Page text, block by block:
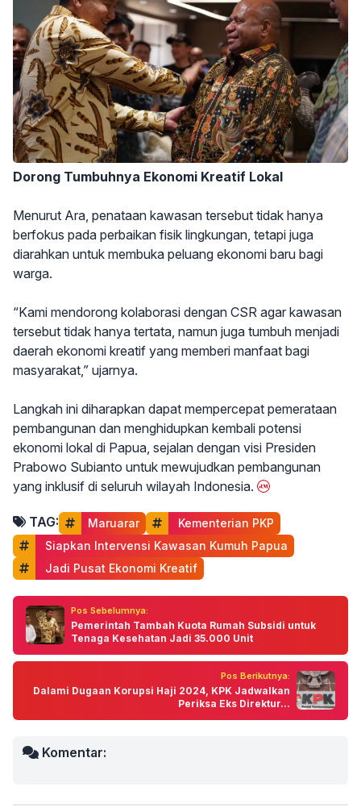
Dorong Tumbuhnya Ekonomi Kreatif Lokal
Menurut Ara, penataan kawasan tersebut tidak hanya
berfokus pada perbaikan fisik lingkungan, tetapi juga
diarahkan untuk membuka peluang ekonomi baru bagi
warga.
“Kami mendorong kolaborasi dengan CSR agar kawasan
tersebut tidak hanya tertata, namun juga tumbuh menjadi
daerah ekonomi kreatif yang memberi manfaat bagi
masyarakat,” ujarnya.
Langkah ini diharapkan dapat mempercepat pemerataan
pembangunan dan menghidupkan kembali potensi
ekonomi lokal di Papua, sejalan dengan visi Presiden
Prabowo Subianto untuk mewujudkan pembangunan
yang inklusif di seluruh wilayah Indonesia.
TAG: Maruarar
Kementerian PKP
Siapkan Intervensi Kawasan Kumuh Papua
Jadi Pusat Ekonomi Kreatif
Pos Sebelumnya:
Pemerintah Tambah Kuota Rumah Subsidi untuk
Tenaga Kesehatan Jadi 35.000 Unit
Pos Berikutnya:
Dalami Dugaan Korupsi Haji 2024, KPK Jadwalkan
Periksa Eks Direktur...
Komentar: